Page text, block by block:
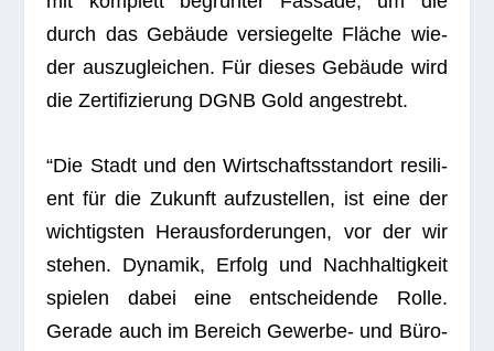
durch das Gebäude ver­sie­gelte Flä­che wie­
der aus­zu­glei­chen. Für die­ses Gebäude wird
die Zer­ti­fi­zie­rung DGNB Gold angestrebt.
“Die Stadt und den Wirt­schafts­stand­ort resi­li­
ent für die Zukunft auf­zu­stel­len, ist eine der
wich­tigs­ten Her­aus­for­de­run­gen, vor der wir
ste­hen. Dyna­mik, Erfolg und Nach­hal­tig­keit
spie­len dabei eine ent­schei­dende Rolle.
Gerade auch im Bereich Gewerbe- und Büro­